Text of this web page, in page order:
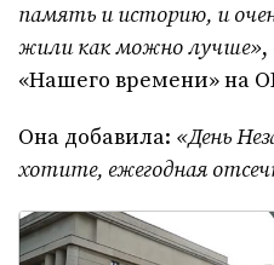
память и историю, и
жили как можно лучше»,
«Нашего времени» на
Она добавила: «День
хотите, ежегодная